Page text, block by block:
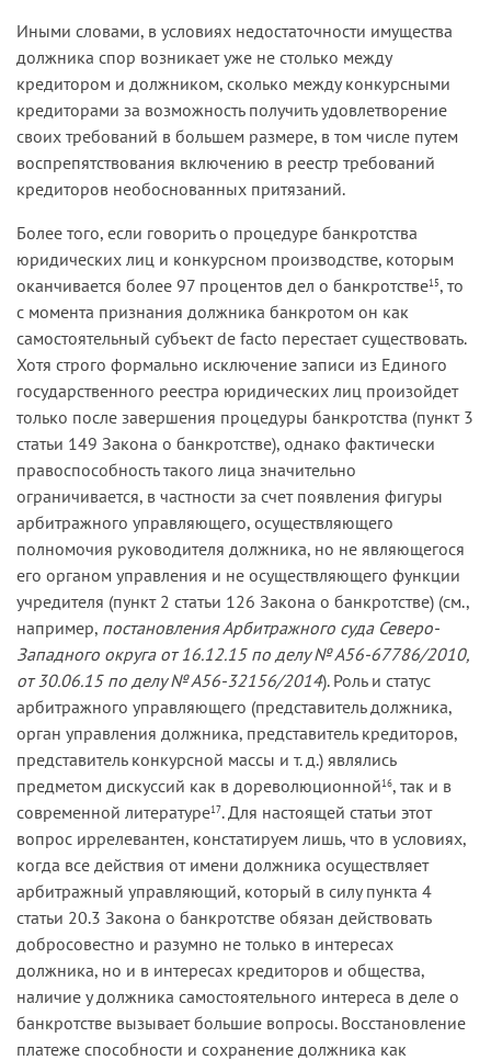
Иными словами, в условиях недостаточности имущества
должника спор возникает уже не столько между
кредитором и должником, сколько между конкурсными
кредиторами за возможность получить удовлетворение
своих требований в большем размере, в том числе путем
воспрепятствования включению в реестр требований
кредиторов необоснованных притязаний.
Более того, если говорить о процедуре банкротства
юридических лиц и конкурсном производстве, которым
оканчивается более 97 процентов дел о банкротстве15, то
с момента признания должника банкротом он как
самостоятельный субъект de facto перестает существовать.
Хотя строго формально исключение записи из Единого
государственного реестра юридических лиц произойдет
только после завершения процедуры банкротства (пункт 3
статьи 149 Закона о банкротстве), однако фактически
правоспособность такого лица значительно
ограничивается, в частности за счет появления фигуры
арбитражного управляющего, осуществляющего
полномочия руководителя должника, но не являющегося
его органом управления и не осуществляющего функции
учредителя (пункт 2 статьи 126 Закона о банкротстве) (см.,
например, постановления Арбитражного суда Северо-
Западного округа от 16.12.15 по делу № А56-67786/2010,
от 30.06.15 по делу № А56-32156/2014). Роль и статус
арбитражного управляющего (представитель должника,
орган управления должника, представитель кредиторов,
представитель конкурсной массы и т. д.) являлись
предметом дискуссий как в дореволюционной16, так и в
современной литературе17. Для настоящей статьи этот
вопрос иррелевантен, констатируем лишь, что в условиях,
когда все действия от имени должника осуществляет
арбитражный управляющий, который в силу пункта 4
статьи 20.3 Закона о банкротстве обязан действовать
добросовестно и разумно не только в интересах
должника, но и в интересах кредиторов и общества,
наличие у должника самостоятельного интереса в деле о
банкротстве вызывает большие вопросы. Восстановление
платеже способности и сохранение должника как